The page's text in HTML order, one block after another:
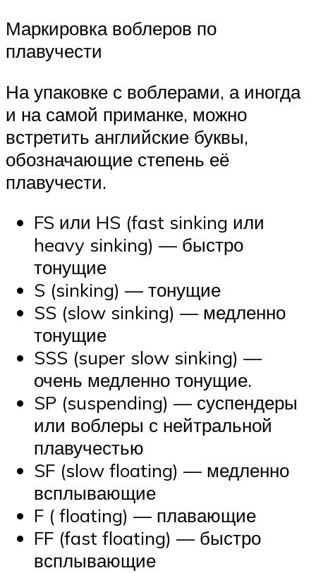
Маркировка воблеров по
плавучести
На упаковке с воблерами, а иногда
и на самой приманке, можно
встретить английские буквы,
обозначающие степень её
плавучести.
FS или HS (fast sinking или
heavy sinking) — быстро
тонущие
S (sinking) — тонущие
SS (slow sinking) — медленно
тонущие
SSS (super slow sinking) —
очень медленно тонущие.
SP (suspending) — суспендеры
или воблеры с нейтральной
плавучестью
SF (slow floating) — медленно
всплывающие
F ( floating) — плавающие
FF (fast floating) — быстро
всплывающие